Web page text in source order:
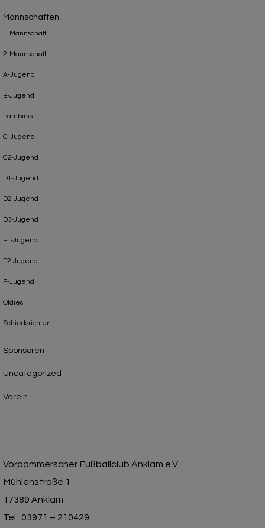
Mannschaften
1. Mannschaft
2. Mannschaft
A-Jugend
B-Jugend
Bambinis
C-Jugend
C2-Jugend
D1-Jugend
D2-Jugend
D3-Jugend
E1-Jugend
E2-Jugend
F-Jugend
Oldies
Schiedsrichter
Sponsoren
Uncategorized
Verein
Vorpommerscher Fußballclub Anklam e.V.
Mühlenstraße 1
17389 Anklam
Tel.: 03971 – 210429